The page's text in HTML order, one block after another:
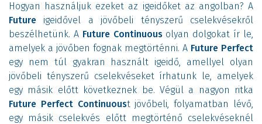
Hogyan használjuk ezeket az igeidőket az angolban? A
Future igeidővel a jövőbeli tényszerű cselekvésekről
beszélhetünk. A Future Continuousolyan dolgokat ír le,
amelyek a jövőben fognak megtörténni. A Future Perfect
egy nem túl gyakran használt igeidő, amellyel olyan
jövőbeli tényszerű cselekvéseket írhatunk le, amelyek
egy másik előtt következnek be. Végül a nagyon ritka
Future Perfect Continuoust jövőbeli, folyamatban lévő,
egy másik cselekvés előtt megtörténő cselekvéseknél